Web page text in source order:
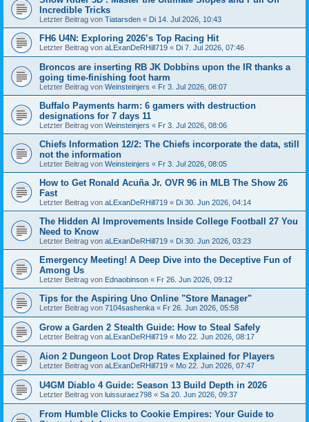
Incredible Tricks
Letzter Beitrag von Tiatarsden « Di 14. Jul 2026, 10:43
FH6 U4N: Exploring 2026’s Top Racing Hit
Letzter Beitrag von aLExanDeRHill719 « Di 7. Jul 2026, 07:46
Broncos are inserting RB JK Dobbins upon the IR thanks a
going time-finishing foot harm
Letzter Beitrag von Weinsteinjers « Fr 3. Jul 2026, 08:07
Buffalo Payments harm: 6 gamers with destruction
designations for 7 days 11
Letzter Beitrag von Weinsteinjers « Fr 3. Jul 2026, 08:06
Chiefs Information 12/2: The Chiefs incorporate the data, still
not the information
Letzter Beitrag von Weinsteinjers « Fr 3. Jul 2026, 08:05
How to Get Ronald Acuña Jr. OVR 96 in MLB The Show 26
Fast
Letzter Beitrag von aLExanDeRHill719 « Di 30. Jun 2026, 04:14
The Hidden AI Improvements Inside College Football 27 You
Need to Know
Letzter Beitrag von aLExanDeRHill719 « Di 30. Jun 2026, 03:23
Emergency Meeting! A Deep Dive into the Deceptive Fun of
Among Us
Letzter Beitrag von Ednaobinson « Fr 26. Jun 2026, 09:12
Tips for the Aspiring Uno Online "Store Manager"
Letzter Beitrag von 7104sashenka « Fr 26. Jun 2026, 05:58
Grow a Garden 2 Stealth Guide: How to Steal Safely
Letzter Beitrag von aLExanDeRHill719 « Mo 22. Jun 2026, 08:17
Aion 2 Dungeon Loot Drop Rates Explained for Players
Letzter Beitrag von aLExanDeRHill719 « Mo 22. Jun 2026, 07:47
U4GM Diablo 4 Guide: Season 13 Build Depth in 2026
Letzter Beitrag von luissuraez798 « Sa 20. Jun 2026, 09:37
From Humble Clicks to Cookie Empires: Your Guide to